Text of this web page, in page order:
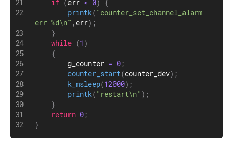
if (err < 0)
{
printk( "counter_set_channel_alarm
err %d\n" , err) ;
}
while (1 )
{
        g_counter
= 0 ;
counter_start(counter_dev) ;
k_msleep(12000) ;
printk( "restart\n" ) ;
}
return 0 ;
}